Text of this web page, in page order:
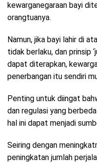
kewarganegaraan bayi
orangtuanya.
Namun, jika bayi lahir di
tidak berlaku, dan prinsip
dapat diterapkan,
penerbangan itu sendiri
Penting untuk diingat
dan regulasi yang
hal ini dapat menjadi
Seiring dengan
peningkatan jumlah